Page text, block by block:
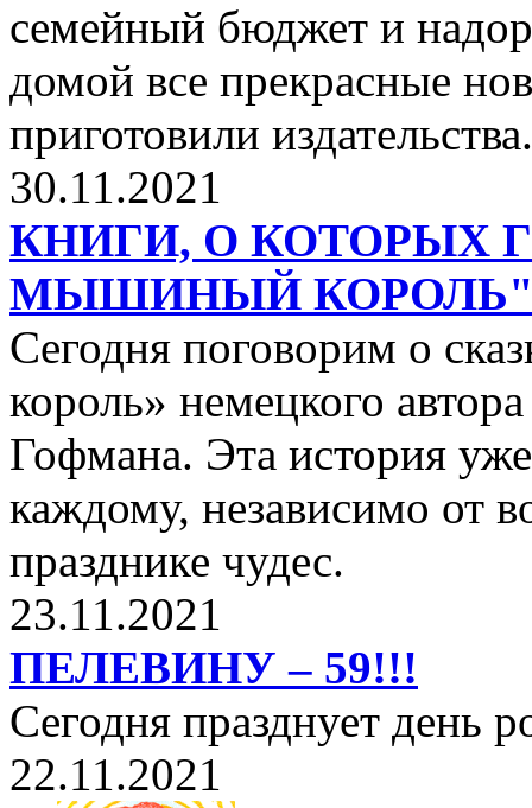
семейный бюджет и
домой все прекрасные
приготовили издательства.
30.11.2021
КНИГИ, О КОТОРЫХ
МЫШИНЫЙ
Сегодня поговорим о
король» немецкого
Гофмана. Эта история
каждому, независимо от
празднике чудес.
23.11.2021
ПЕЛЕВИНУ – 59!!!
Сегодня празднует день
22.11.2021